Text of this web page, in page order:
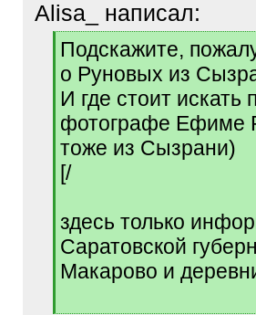
Alisa_ написал:
[
q
]
Подскажите,
о Руновых из
И где стоит
фотографе Ефиме
тоже из Сызрани)
[/
здесь только
Саратовской
Макарово и